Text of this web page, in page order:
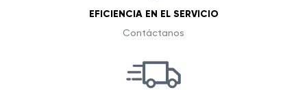
EFICIENCIA EN EL SERVICIO
Contáctanos